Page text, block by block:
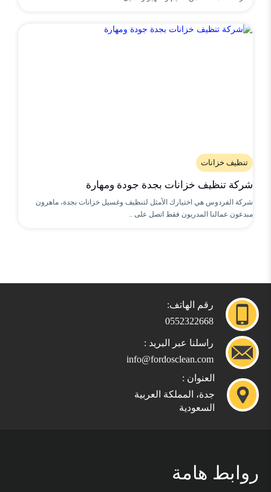
تنظيف خزانات
شركة تنظيف خزانات بجدة جودة ومهارة
شركة الفردوس هي اختيارك الأمثل لتنظيف وغسيل خزانات بجدة، ماهرون
مبدعون عمالنا المدربون فقط اتصل على ..
رقم الهاتف:
0552322668
راسلنا عبر البريد :
info@fordosclean.com
العنوان :
جدة، المملكة العربية
السعودية
روابط هامة